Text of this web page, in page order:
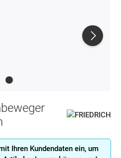
Ihren Kundendaten ein, um